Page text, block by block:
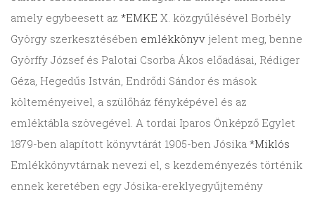
amely egybeesett az *EMKE X. közgyűlésével Borbély
György szerkesztésében emlékkönyv jelent meg, benne
Györffy József és Palotai Csorba Ákos előadásai, Rédiger
Géza, Hegedűs István, Endrődi Sándor és mások
költeményeivel, a szülőház fényképével és az
emléktábla szövegével. A tordai Iparos Önképző Egylet
1879-ben alapított könyvtárát 1905-ben Jósika *Miklós
Emlékkönyvtárnak nevezi el, s kezdeményezés történik
ennek keretében egy Jósika-ereklyegyűjtemény